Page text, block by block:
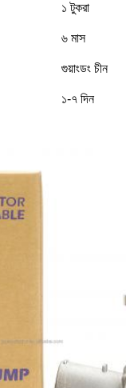
১ টুকরা
৬ মাস
গুয়াংডং চীন
১-৭ দিন